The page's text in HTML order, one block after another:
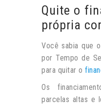
Quite o
própria
Você sabia que
por Tempo de
para quitar o
Os
parcelas altas e